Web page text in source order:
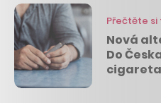
Přečtěte si
Nová
Do